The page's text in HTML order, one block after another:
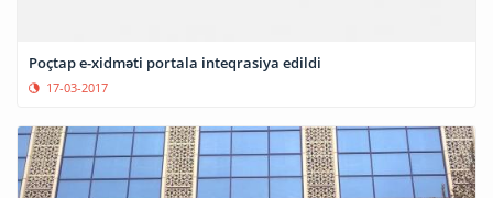
Poçtap e-xidməti portala inteqrasiya edildi
17-03-2017